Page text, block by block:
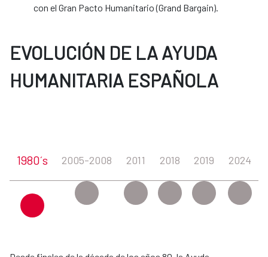
con el Gran Pacto Humanitario (Grand Bargain).
EVOLUCIÓN DE LA AYUDA
HUMANITARIA ESPAÑOLA
1980´s 2005-2008 2011 2018 2019 2024